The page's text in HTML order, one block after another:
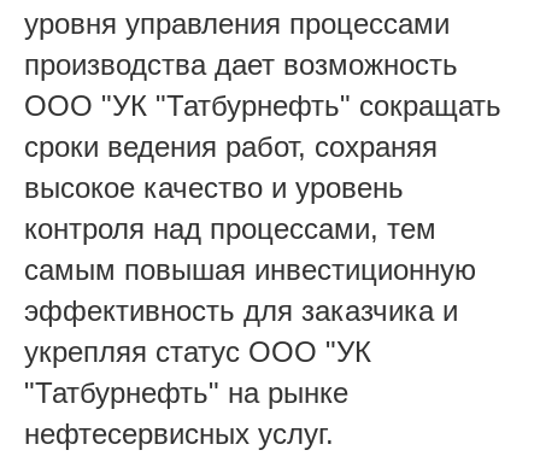
уровня управления процессами
производства дает возможность
ООО "УК "Татбурнефть" сокращать
сроки ведения работ, сохраняя
высокое качество и уровень
контроля над процессами, тем
самым повышая инвестиционную
эффективность для заказчика и
укрепляя статус ООО "УК
"Татбурнефть" на рынке
нефтесервисных услуг.